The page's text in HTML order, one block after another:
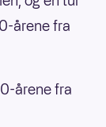
årene fra
årene fra